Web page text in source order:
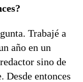
Trabajé a
año en un
sino de
Desde entonces